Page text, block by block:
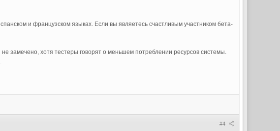
и французском языках. Если вы являетесь счастливым участником бета-
замечено, хотя тестеры говорят о меньшем потреблении ресурсов системы.
#4